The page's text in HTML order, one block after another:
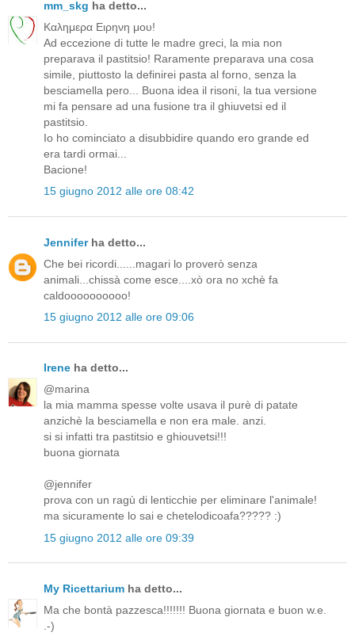
mm_skg ha detto...
Καλημερα Ειρηνη μου!
Ad eccezione di tutte le madre greci, la mia non
preparava il pastitsio! Raramente preparava una cosa
simile, piuttosto la definirei pasta al forno, senza la
besciamella pero... Buona idea il risoni, la tua versione
mi fa pensare ad una fusione tra il ghiuvetsi ed il
pastitsio.
Io ho cominciato a disubbidire quando ero grande ed
era tardi ormai...
Bacione!
15 giugno 2012 alle ore 08:42
Jenniferha detto...
Che bei ricordi......magari lo proverò senza
animali...chissà come esce....xò ora no xchè fa
caldoooooooooo!
15 giugno 2012 alle ore 09:06
Irene ha detto...
@marina
la mia mamma spesse volte usava il purè di patate
anzichè la besciamella e non era male. anzi.
si si infatti tra pastitsio e ghiouvetsi!!!
buona giornata
@jennifer
prova con un ragù di lenticchie per eliminare l'animale!
ma sicuramente lo sai e chetelodicoafa????? :)
15 giugno 2012 alle ore 09:39
My Ricettarium ha detto...
Ma che bontà pazzesca!!!!!!! Buona giornata e buon w.e.
.-)